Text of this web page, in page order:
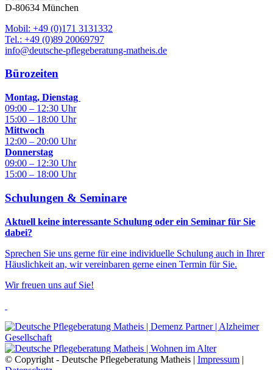
D-80634 München
Mobil: +49 (0)171 3131332
Tel.: +49 (0)89 20069797
info@deutsche-pflegeberatung-matheis.de
Bürozeiten
Montag, Dienstag
09:00 – 12:30 Uhr
15:00 – 18:00 Uhr
Mittwoch
12:00 – 20:00 Uhr
Donnerstag
09:00 – 12:30 Uhr
15:00 – 18:00 Uhr
Schulungen & Seminare
Aktuell keine interessante Schulung oder ein Seminar für Sie
dabei?
Sprechen Sie uns gerne für eine individuelle Schulung auch in Ihrer
Häuslichkeit an, wir vereinbaren gerne einen Termin für Sie.
Wir freuen uns auf Sie!
© Copyright - Deutsche Pflegeberatung Matheis | Impressum |